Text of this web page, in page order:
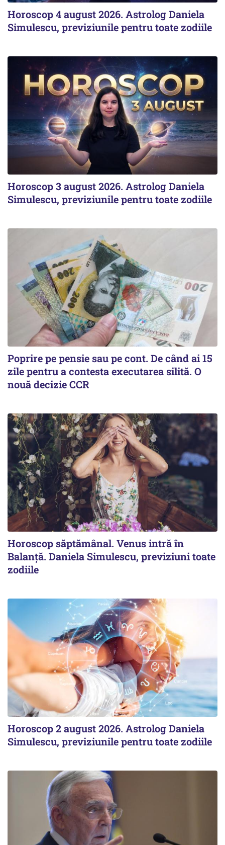
Horoscop 4 august 2026. Astrolog Daniela
Simulescu, previziunile pentru toate zodiile
Horoscop 3 august 2026. Astrolog Daniela
Simulescu, previziunile pentru toate zodiile
Poprire pe pensie sau pe cont. De când ai 15
zile pentru a contesta executarea silită. O
nouă decizie CCR
Horoscop săptămânal. Venus intră în
Balanță. Daniela Simulescu, previziuni toate
zodiile
Horoscop 2 august 2026. Astrolog Daniela
Simulescu, previziunile pentru toate zodiile